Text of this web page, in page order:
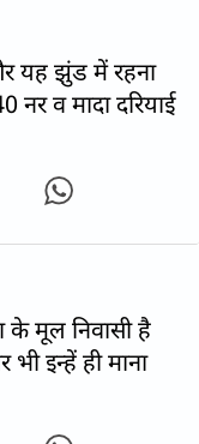
यह झुंड में रहना
व मादा दरियाई
के मूल निवासी है
इन्हें ही माना